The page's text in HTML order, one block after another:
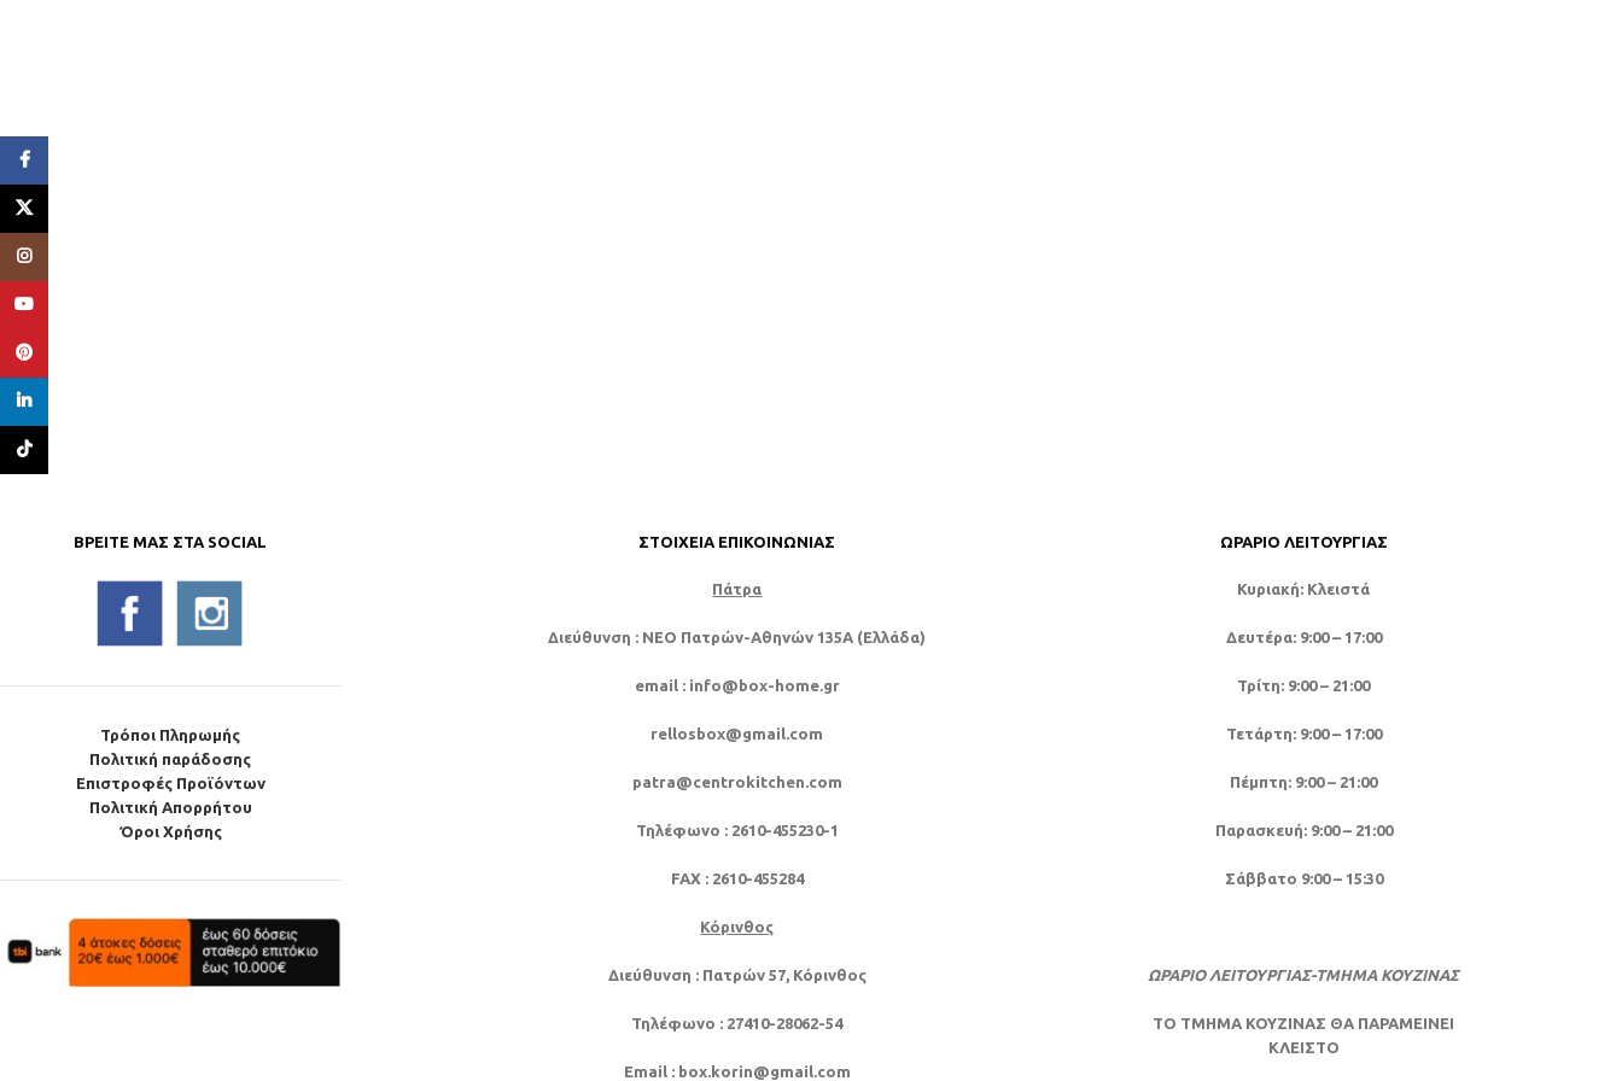
ΒΡΕΊΤΕ ΜΑΣ ΣΤΑ SOCIAL
Τρόποι Πληρωμής
Πολιτική παράδοσης
Επιστροφές Προϊόντων
Πολιτική Απορρήτου
Όροι Χρήσης
ΣΤΟΙΧΕΊΑ ΕΠΙΚΟΙΝΩΝΊΑΣ
Πάτρα
Διεύθυνση : NEO Πατρών-Αθηνών 135Α (Ελλάδα)
email : info@box-home.gr
rellosbox@gmail.com
patra@centrokitchen.com
Τηλέφωνο : 2610-455230-1
FAX: 2610-455284
Κόρινθος
Διεύθυνση : Πατρών 57, Κόρινθος
Τηλέφωνο : 27410-28062-54
Email : box.korin@gmail.com
ΩΡΆΡΙΟ ΛΕΙΤΟΥΡΓΊΑΣ
Κυριακή: Κλειστά
Δευτέρα: 9:00 – 17:00
Τρίτη: 9:00 – 21:00
Τετάρτη: 9:00 – 17:00
Πέμπτη: 9:00 – 21:00
Παρασκευή: 9:00 – 21:00
Σάββατο 9:00 – 15:30
ΩΡΑΡΙΟ ΛΕΙΤΟΥΡΓΙΑΣ-ΤΜΗΜΑ ΚΟΥΖΙΝΑΣ
ΤΟ ΤΜΗΜΑ ΚΟΥΖΙΝΑΣ ΘΑ ΠΑΡΑΜΕΙΝΕΙ
ΚΛΕΙΣΤΟ